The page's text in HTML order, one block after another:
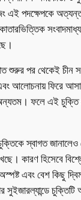
এই পদক্ষেপকে অত্যন্ত
শুরুর পর থেকেই চীন
এবং আলোচনায় ফিরে
ফলে এই চুক্তি
স্বাগত
কারণ হিসেবে
এবং বেশ কিছু
চুক্তিটি